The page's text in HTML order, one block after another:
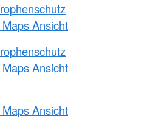
Ansicht
Ansicht
Ansicht